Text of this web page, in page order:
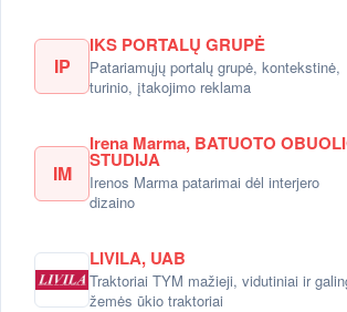
IP
IKS PORTALŲ GRUPĖ
Patariamųjų portalų grupė, kontekstinė,
turinio, įtakojimo reklama
IM
Irena Marma, BATUOTO
STUDIJA
Irenos Marma patarimai dėl interjero
dizaino
LIVILA, UAB
Traktoriai TYM mažieji, vidutiniai ir
žemės ūkio traktoriai